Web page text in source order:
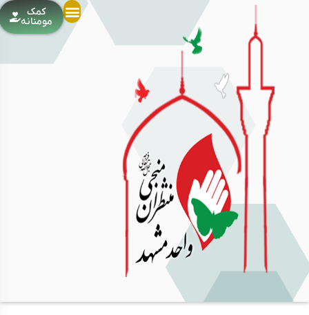
کمک
مومنانه